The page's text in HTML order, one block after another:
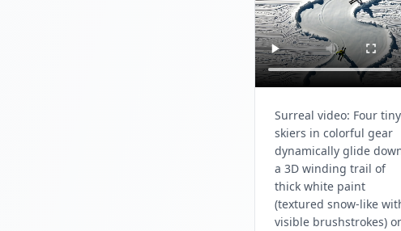
Surreal video: Four tiny
skiers in colorful gear
dynamically glide
a 3D winding trail of
thick white paint
(textured snow-like
visible brushstrokes)